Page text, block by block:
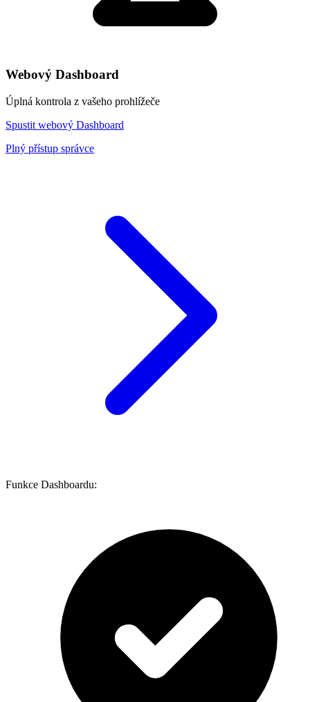
Webový Dashboard
Úplná kontrola z vašeho prohlížeče
Spustit webový Dashboard
Plný přístup správce
Funkce Dashboardu: